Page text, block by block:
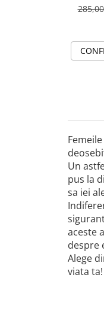
Un
pus la
sa iei
aceste
despre
Alege
viata ta!